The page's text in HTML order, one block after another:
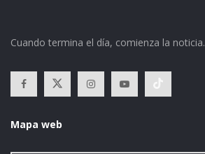
Cuando termina el día, comienza la noticia.
Mapa web